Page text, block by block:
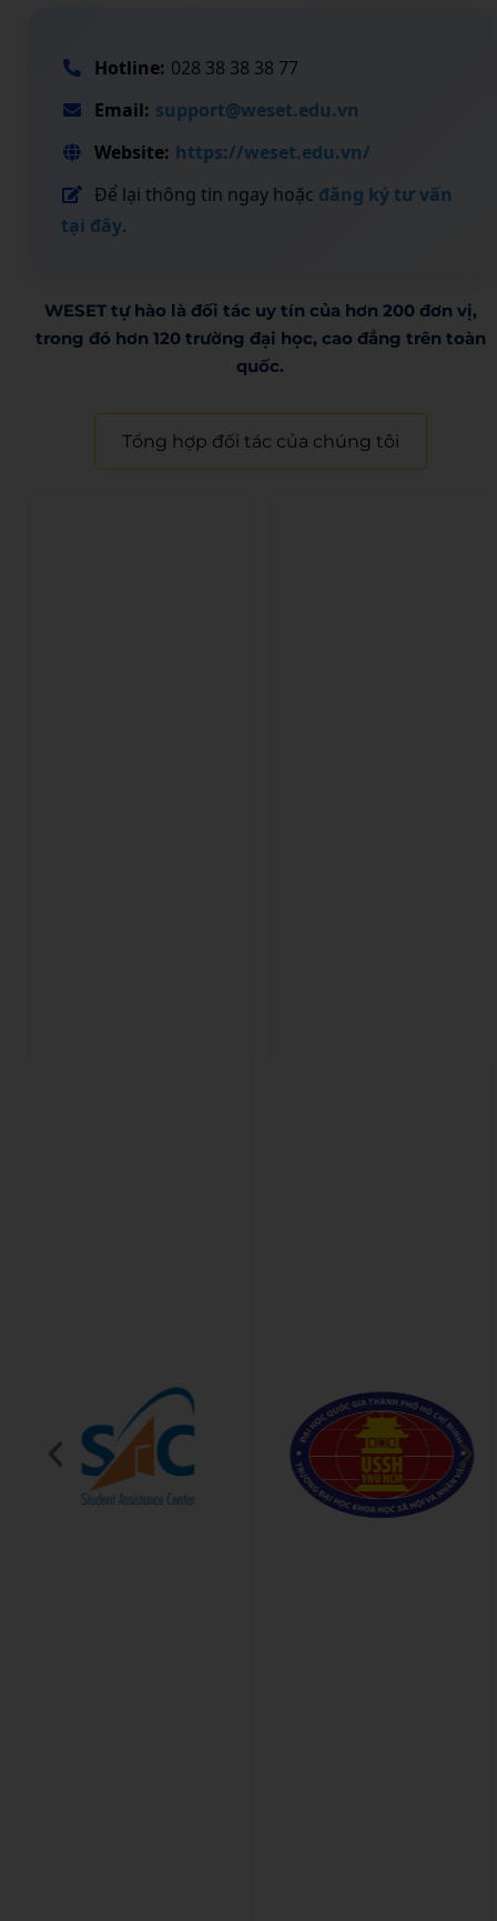
Hotline: 028 38 38 38 77
Email: support@weset.edu.vn
Website: https://weset.edu.vn/
Để lại thông tin ngay hoặc đăng ký tư vấn
tại đây.
WESET tự hào là đối tác uy tín của hơn 200 đơn vị,
trong đó hơn 120 trường đại học, cao đẳng trên toàn
quốc.​
Tổng hợp đối tác của chúng tôi